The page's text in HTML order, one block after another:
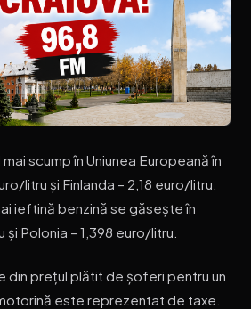
scump în Uniunea Europeană în
litru și Finlanda – 2,18 euro/litru.
ieftină benzină se găsește în
și Polonia – 1,398 euro/litru.
din prețul plătit de șoferi pentru un
este reprezentat de taxe.